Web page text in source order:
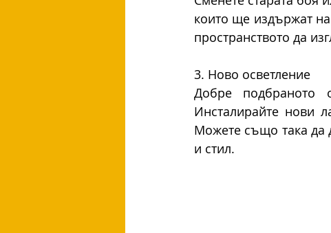
които ще издържат на
пространството да
3. Ново осветление
Добре подбраното
Инсталирайте нови
Можете също така да
и стил.